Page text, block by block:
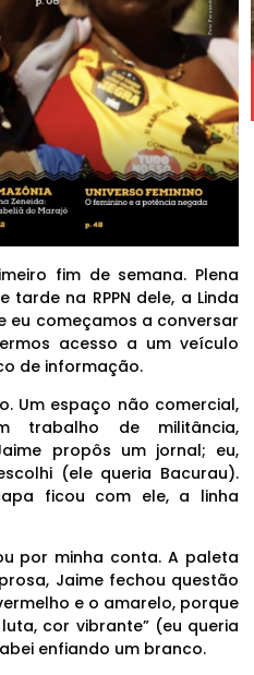
fim de semana. Plena
tarde na RPPN dele, a Linda
eu começamos a conversar
acesso a um veículo
de informação.
Um espaço não comercial,
trabalho de militância,
propôs um jornal; eu,
(ele queria Bacurau).
ficou com ele, a linha
por minha conta. A paleta
Jaime fechou questão
e o amarelo, porque
cor vibrante” (eu queria
enfiando um branco.